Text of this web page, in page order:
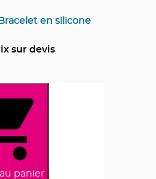
en silicone
sur devis
panier